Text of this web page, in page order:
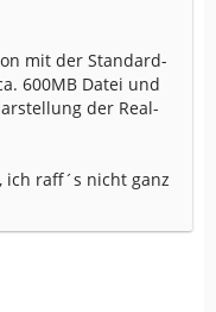
mit der Standard-
600MB Datei und
der Real-
raff´s nicht ganz